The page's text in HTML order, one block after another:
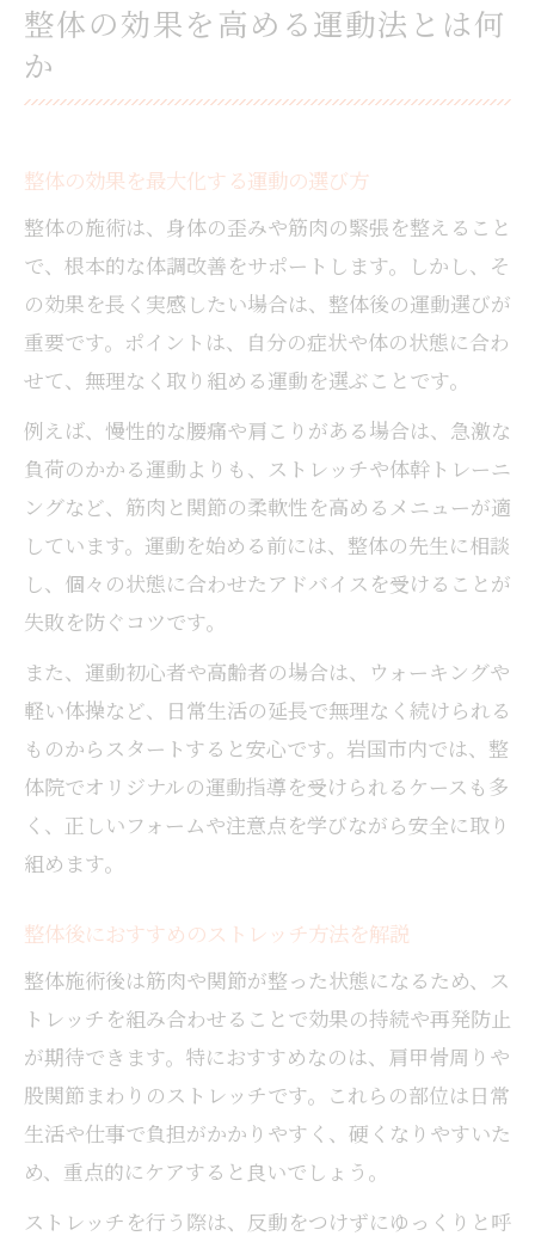
整体の効果を高める運動法とは何
か
整体の効果を最大化する運動の選び方
整体の施術は、身体の歪みや筋肉の緊張を整えること
で、根本的な体調改善をサポートします。しかし、そ
の効果を長く実感したい場合は、整体後の運動選びが
重要です。ポイントは、自分の症状や体の状態に合わ
せて、無理なく取り組める運動を選ぶことです。
例えば、慢性的な腰痛や肩こりがある場合は、急激な
負荷のかかる運動よりも、ストレッチや体幹トレーニ
ングなど、筋肉と関節の柔軟性を高めるメニューが適
しています。運動を始める前には、整体の先生に相談
し、個々の状態に合わせたアドバイスを受けることが
失敗を防ぐコツです。
また、運動初心者や高齢者の場合は、ウォーキングや
軽い体操など、日常生活の延長で無理なく続けられる
ものからスタートすると安心です。岩国市内では、整
体院でオリジナルの運動指導を受けられるケースも多
く、正しいフォームや注意点を学びながら安全に取り
組めます。
整体後におすすめのストレッチ方法を解説
整体施術後は筋肉や関節が整った状態になるため、ス
トレッチを組み合わせることで効果の持続や再発防止
が期待できます。特におすすめなのは、肩甲骨周りや
股関節まわりのストレッチです。これらの部位は日常
生活や仕事で負担がかかりやすく、硬くなりやすいた
め、重点的にケアすると良いでしょう。
ストレッチを行う際は、反動をつけずにゆっくりと呼